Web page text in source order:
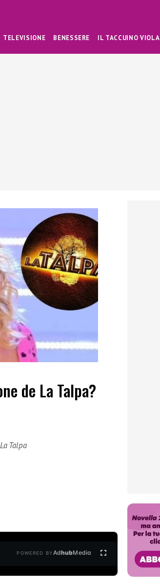
TELEVISIONE BENESSERE IL TACCUINO VIOLA
de La Talpa?
Talpa
POWERED BYAdhubMedia